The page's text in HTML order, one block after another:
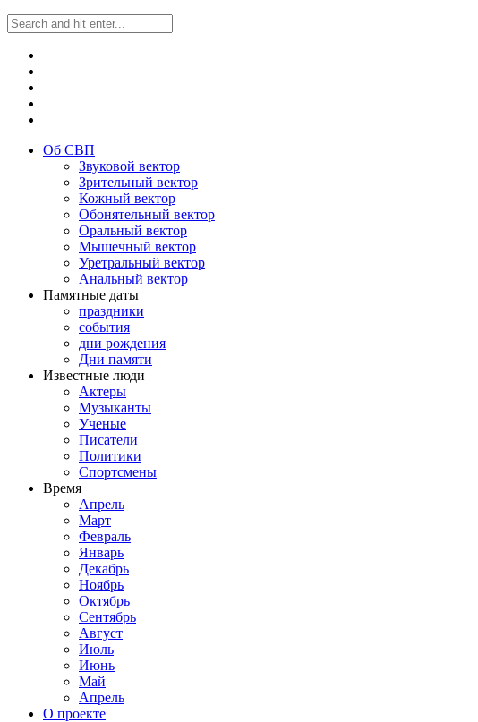
Об СВП
Звуковой вектор
Зрительный вектор
Кожный вектор
Обонятельный вектор
Оральный вектор
Мышечный вектор
Уретральный вектор
Анальный вектор
Памятные даты
праздники
события
дни рождения
Дни памяти
Известные люди
Актеры
Музыканты
Ученые
Писатели
Политики
Спортсмены
Время
Апрель
Март
Февраль
Январь
Декабрь
Ноябрь
Октябрь
Сентябрь
Август
Июль
Июнь
Май
Апрель
О проекте